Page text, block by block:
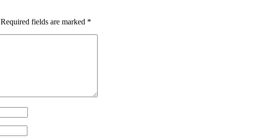
Required fields are marked *